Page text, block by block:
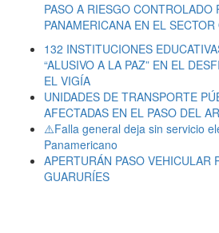
PASO A RIESGO CONTROLADO
PANAMERICANA EN EL
132 INSTITUCIONES
“ALUSIVO A LA PAZ” EN EL
EL VIGÍA
UNIDADES DE TRANSPORTE
AFECTADAS EN EL PASO DEL
⚠️Falla general deja sin servicio
Panamericano
APERTURÁN PASO VEHICULAR
GUARURÍES